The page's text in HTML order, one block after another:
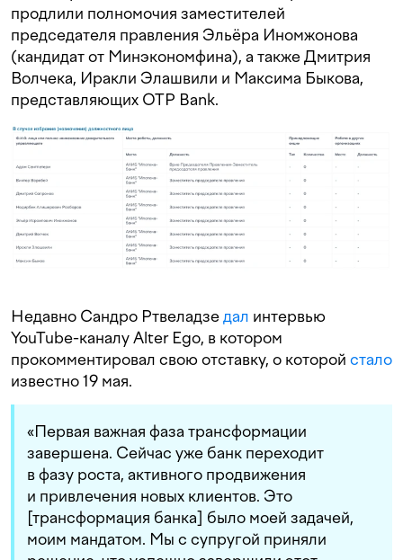
продлили полномочия заместителей
председателя правления Эльёра Иномжонова
(кандидат от Минэкономфина), а также Дмитрия
Волчека, Иракли Элашвили и Максима Быкова,
представляющих OTP Bank.
Недавно Сандро Ртвеладзедал интервью
YouTube-каналу Alter Ego, в котором
прокомментировал свою отставку, о которой стало
известно 19 мая.
«Первая важная фаза трансформации
завершена. Сейчас уже банк переходит
в фазу роста, активного продвижения
и привлечения новых клиентов. Это
[трансформация банка] было моей задачей,
моим мандатом. Мы с супругой приняли